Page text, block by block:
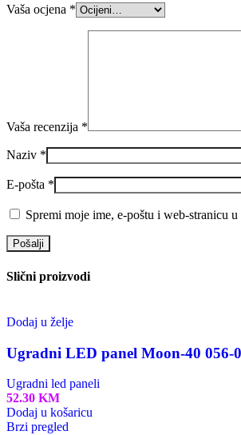
Vaša ocjena *
Vaša recenzija *
Naziv *
E-pošta *
Spremi moje ime, e-poštu i web-stranicu
Slični proizvodi
Dodaj u želje
Ugradni LED panel Moon-40 056-
Ugradni led paneli
52.30 KM
Dodaj u košaricu
Brzi pregled